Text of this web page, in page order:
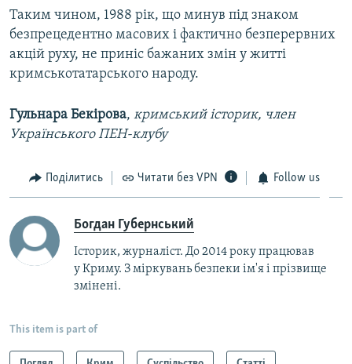
Таким чином, 1988 рік, що минув під знаком
безпрецедентно масових і фактично безперервних
акцій руху, не приніс бажаних змін у житті
кримськотатарського народу.​
Гульнара Бекірова, кримський історик, член
Українського ПЕН-клубу
Поділитись Читати без VPN Follow us
Богдан Губернський
Історик, журналіст. До 2014 року працював
у Криму. З міркувань безпеки ім'я і прізвище
змінені.
This item is part of